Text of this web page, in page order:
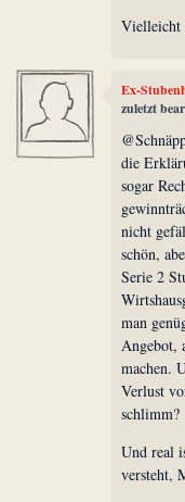
Vielleicht
Ex-
zuletzt
die
sogar
nicht
schön,
Serie 2
man
Angebot,
machen.
Verlust
schlimm?
Und real
versteht,